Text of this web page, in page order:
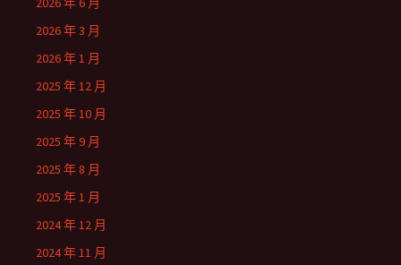
2026 年 3 月
2026 年 1 月
2025 年 12 月
2025 年 10 月
2025 年 9 月
2025 年 8 月
2025 年 1 月
2024 年 12 月
2024 年 11 月